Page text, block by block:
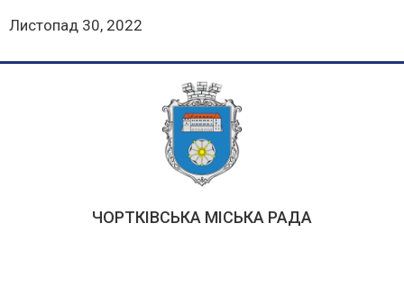
Листопад 30, 2022
ЧОРТКІВСЬКА МІСЬКА РАДА